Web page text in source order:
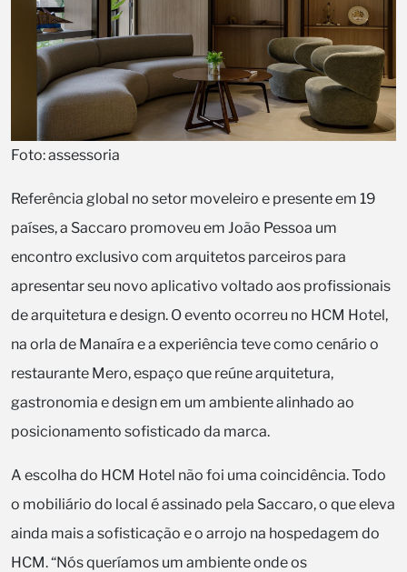
Foto: assessoria
Referência global no setor moveleiro e presente em 19
países, a Saccaro promoveu em João Pessoa um
encontro exclusivo com arquitetos parceiros para
apresentar seu novo aplicativo voltado aos profissionais
de arquitetura e design. O evento ocorreu no HCM Hotel,
na orla de Manaíra e a experiência teve como cenário o
restaurante Mero, espaço que reúne arquitetura,
gastronomia e design em um ambiente alinhado ao
posicionamento sofisticado da marca.
A escolha do HCM Hotel não foi uma coincidência. Todo
o mobiliário do local é assinado pela Saccaro, o que eleva
ainda mais a sofisticação e o arrojo na hospedagem do
HCM. “Nós queríamos um ambiente onde os